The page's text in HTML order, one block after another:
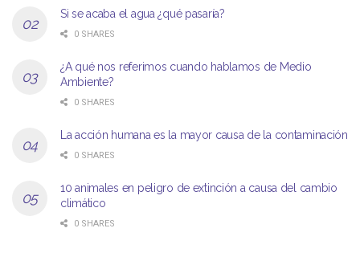
Si se acaba el agua ¿qué pasaría?
0 SHARES
¿A qué nos referimos cuando hablamos de Medio
Ambiente?
0 SHARES
La acción humana es la mayor causa de la contaminación
0 SHARES
10 animales en peligro de extinción a causa del cambio
climático
0 SHARES